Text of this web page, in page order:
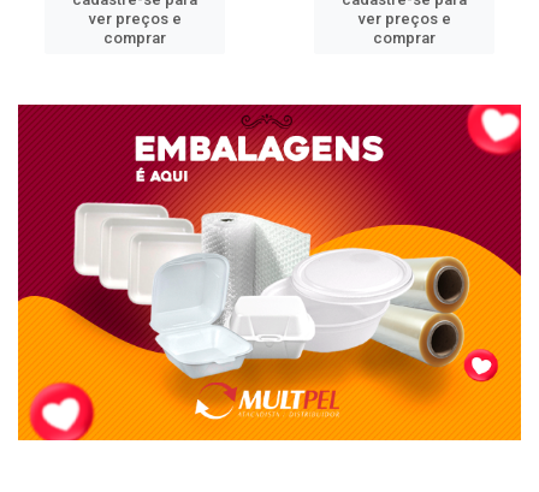
ver preços e
comprar
ver preços e
comprar